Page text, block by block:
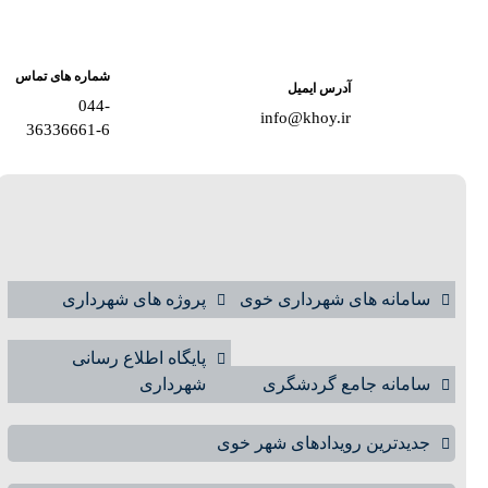
آدرس ایمیل
info@khoy.ir
شماره های تماس
044-
36336661-6
سامانه های شهرداری خوی پروژه های شهرداری
سامانه جامع گردشگری
پایگاه اطلاع رسانی
شهرداری
جدیدترین رویدادهای شهر خوی